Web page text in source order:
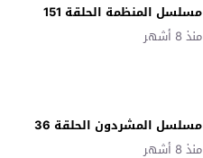
مسلسل المنظمة الحلقة 151
منذ 8 أشهر
مسلسل المشردون الحلقة 36
منذ 8 أشهر